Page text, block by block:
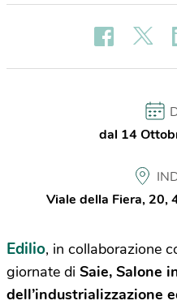
dal 14
Viale della Fiera, 20,
Edilio, in collaborazione
giornate di Saie, Salone
dell’industrializzazione